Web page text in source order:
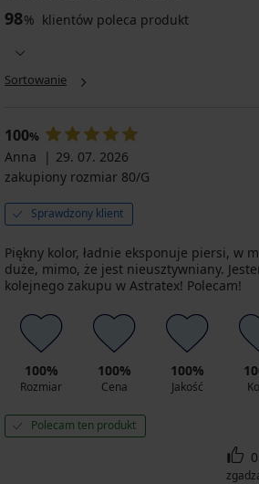
98% klientów poleca produkt
Sortowanie
100%
Anna
29. 07. 2026
zakupiony rozmiar 80/G
Sprawdzony klient
Piękny kolor, ładnie eksponuje piersi, w
duże, mimo, że jest nieusztywniany.
kolejnego zakupu w Astratex! Polecam!
100%
Rozmiar
100%
Cena
100%
Jakość
Polecam ten produkt
0